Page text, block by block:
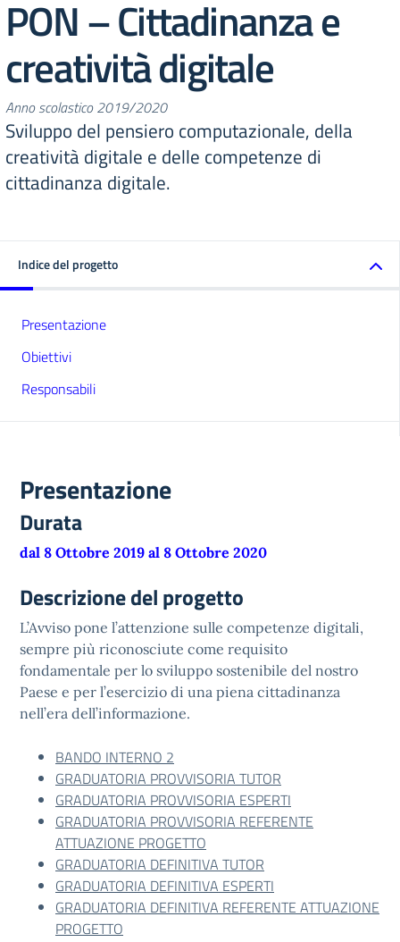
PON – Cittadinanza e
creatività digitale
Anno scolastico 2019/2020
Sviluppo del pensiero computazionale, della
creatività digitale e delle competenze di
cittadinanza digitale.
Indice del progetto
Presentazione
Obiettivi
Responsabili
Presentazione
Durata
dal 8 Ottobre 2019 al 8 Ottobre 2020
Descrizione del progetto
L’Avviso pone l’attenzione sulle competenze digitali,
sempre più riconosciute come requisito
fondamentale per lo sviluppo sostenibile del nostro
Paese e per l’esercizio di una piena cittadinanza
nell’era dell’informazione.
BANDO INTERNO 2
GRADUATORIA PROVVISORIA TUTOR
GRADUATORIA PROVVISORIA ESPERTI
GRADUATORIA PROVVISORIA REFERENTE
ATTUAZIONE PROGETTO
GRADUATORIA DEFINITIVA TUTOR
GRADUATORIA DEFINITIVA ESPERTI
GRADUATORIA DEFINITIVA REFERENTE ATTUAZIONE
PROGETTO